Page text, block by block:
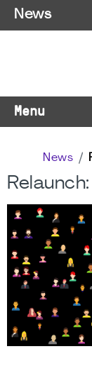
Menu
News
News